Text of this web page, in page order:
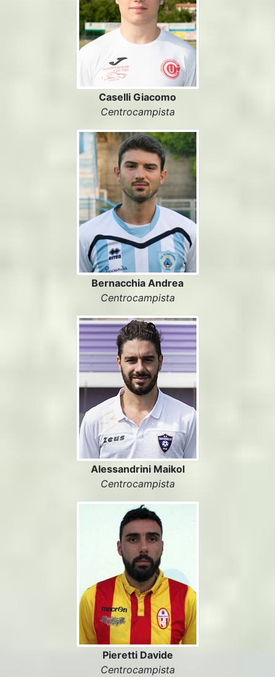
Caselli Giacomo
Centrocampista
Bernacchia Andrea
Centrocampista
Alessandrini Maikol
Centrocampista
Pieretti Davide
Centrocampista